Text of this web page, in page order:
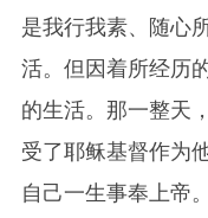
是我行我素、随心
活。但因着所经历
的生活。那一整天
受了耶稣基督作为
自己一生事奉上帝。